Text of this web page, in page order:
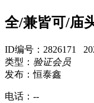
全/兼皆可/庙
ID编号：2826171
类型： 验证会员
发布：恒泰鑫
电话： --